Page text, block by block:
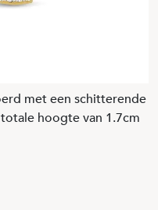
met een schitterende
hoogte van 1.7cm